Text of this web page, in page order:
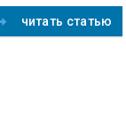
читать статью